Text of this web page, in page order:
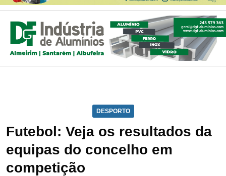
DESPORTO
Futebol: Veja os resultados da
equipas do concelho em
competição